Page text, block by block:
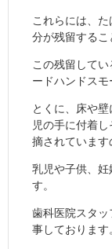
これらには、
分が残留するこ
この残留して
ードハンドスモ
とくに、床や
児の手に付着
摘されています
乳児や子供、
す。
歯科医院スタ
事しております